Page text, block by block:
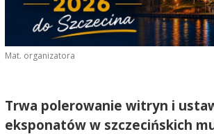
Mat. organizatora
Trwa polerowanie witryn i
eksponatów w szczecińskich